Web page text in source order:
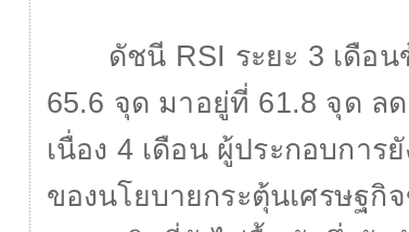
ดัชนี RSI ระยะ 3 เดือ
65.6 จุด มาอยู่ที่ 61.8 จุด ล
เนื่อง 4 เดือน ผู้ประกอบการ
ของนโยบายกระตุ้นเศรษฐกิ